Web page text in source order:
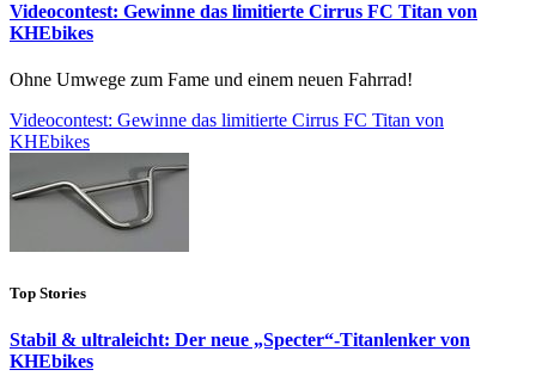
Videocontest: Gewinne das limitierte Cirrus FC Titan von
KHEbikes
Ohne Umwege zum Fame und einem neuen Fahrrad!
Videocontest: Gewinne das limitierte Cirrus FC Titan von
KHEbikes
Top Stories
Stabil & ultraleicht: Der neue „Specter“-Titanlenker von
KHEbikes